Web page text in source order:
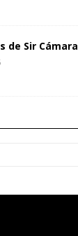
de Sir Cámara